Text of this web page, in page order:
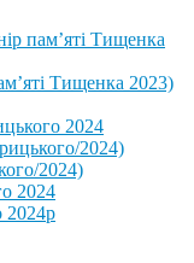
пам’яті Тищенка
Тищенка 2023)
2024
2024)
2024)
2024⁩
2024р